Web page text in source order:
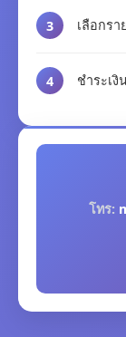
3 เลือกร
4 ชำระเ
โทร: